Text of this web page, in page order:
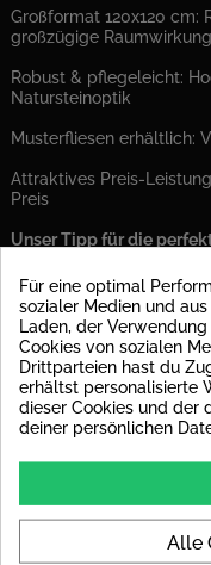
Großformat 120x120 cm:
großzügige Raumwirkung
Robust & pflegeleicht:
Natursteinoptik
Musterfliesen erhältlich:
Attraktives Preis-
Preis
Unser Tipp für die
Für ein dauerhaft
die Verlegung auf einer
Spannungen im
Fliesen – besonders bei
echter Mehrwert.
PRODUKT DETAILS
Material
Für eine optimal
sozialer Medien und
Laden, der
Cookies von sozialen
Drittparteien hast du
erhältst personalisierte
dieser Cookies und der
deiner persönlichen
Alle